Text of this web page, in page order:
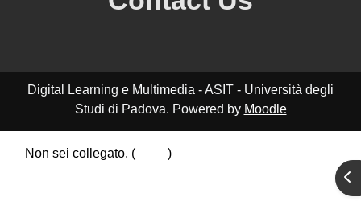
Digital Learning e Multimedia - ASIT - Università degli
Studi di Padova. Powered by Moodle
Non sei collegato. (
)